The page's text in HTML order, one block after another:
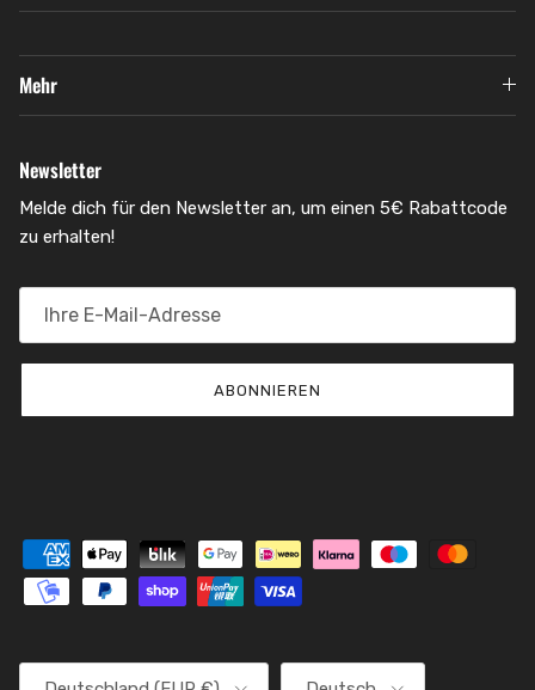
Mehr
Newsletter
Melde dich für den Newsletter an, um einen 5€ Rabattcode
zu erhalten!
ABONNIEREN